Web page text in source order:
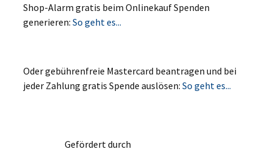
Shop-Alarm gratis beim Onlinekauf Spenden
generieren:So geht es...
Oder gebührenfreie Mastercard beantragen und bei
jeder Zahlung gratis Spende auslösen:So geht es...
Gefördert durch